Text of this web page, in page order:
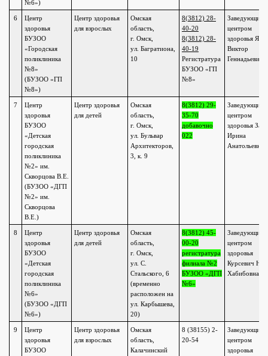
№6»)
6
Центр
здоровья
БУЗОО
«Городская
поликлиника
№8»
(БУЗОО «ГП
№8»)
Центр здоровья
для взрослых
Омская
область,
г. Омск,
ул. Багратиона,
10
8(3812) 28-
40-20
8(3812) 28-
40-19
Регистратура
БУЗОО «ГП
№8»
Заведующий
центром
здоровья
Виктор
Геннадьевич
7
Центр
здоровья
БУЗОО
«Детская
городская
поликлиника
№2» им.
Скворцова В.Е.
(БУЗОО «ДГП
№2» им.
Скворцова
В.Е.)
Центр здоровья
для детей
Омская
область,
г. Омск,
ул. Бульвар
Архитекторов,
3, к. 9
8(3812) 29-
35-70
добавочно
022
Заведующий
центром
здоровья
Ирина
Анатольевна
8
Центр
здоровья
БУЗОО
«Детская
городская
поликлиника
№6»
(БУЗОО «ДГП
№6»)
Центр здоровья
для детей
Омская
область,
г. Омск,
ул. С.
Стальского, 6
(временно
расположен на
ул. Карбышева,
20)
8(3812) 45-
00-20
регистратура
филиала №2
БУЗОО «ДГП
№6»
Заведующий
центром
здоровья
Курсевич
Хабибовна
9
Центр
здоровья
БУЗОО
Центр здоровья
для взрослых
Омская
область,
Калачинский
8 (38155) 2-
20-54
Заведующий
центром
здоровья